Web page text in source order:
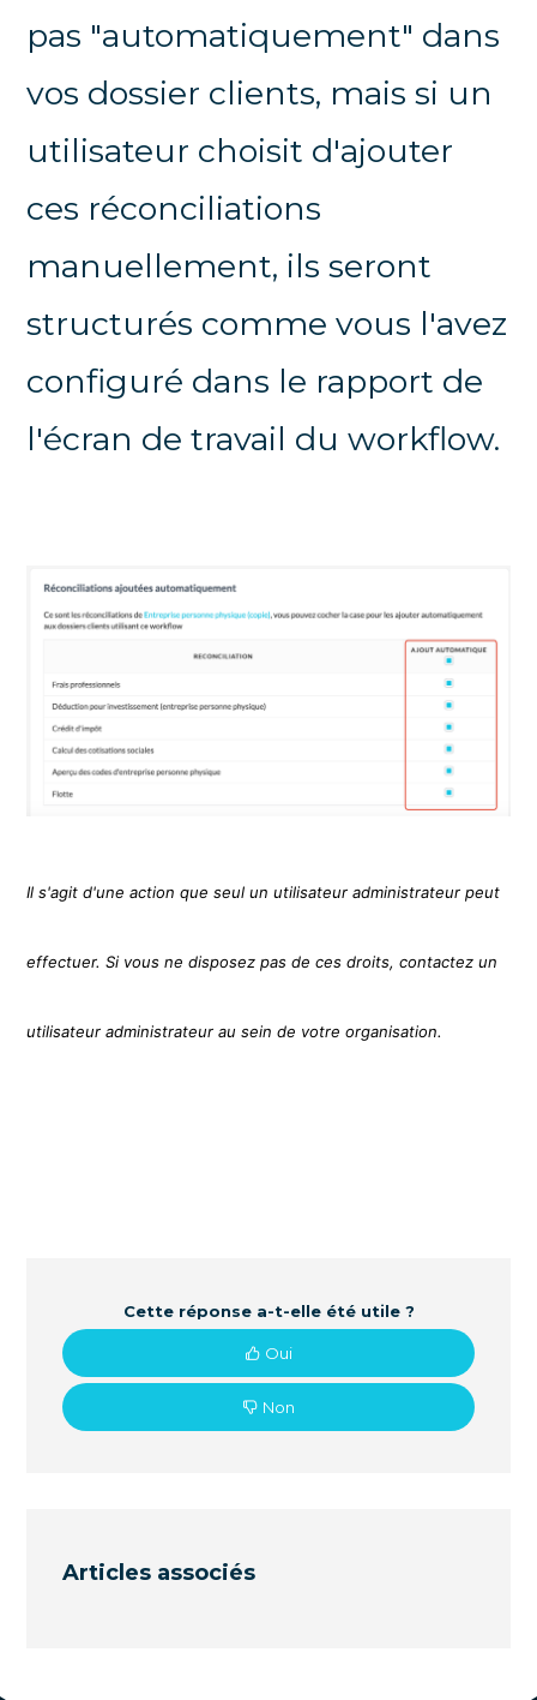
pas "automatiquement" dans
vos dossier clients, mais si un
utilisateur choisit d'ajouter
ces réconciliations
manuellement, ils seront
structurés comme vous l'avez
configuré dans le rapport de
l'écran de travail du workflow.
Il s'agit d'une action que seul un utilisateur administrateur peut
effectuer. Si vous ne disposez pas de ces droits, contactez un
utilisateur administrateur au sein de votre organisation.
Cette réponse a-t-elle été utile ?
Oui
Non
Articles associés